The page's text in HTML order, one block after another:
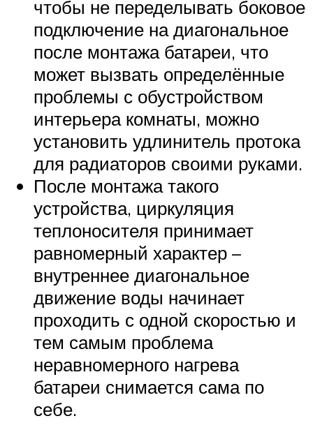
чтобы не переделывать боковое
подключение на диагональное
после монтажа батареи, что
может вызвать определённые
проблемы с обустройством
интерьера комнаты, можно
установить удлинитель протока
для радиаторов своими руками.
После монтажа такого
устройства, циркуляция
теплоносителя принимает
равномерный характер –
внутреннее диагональное
движение воды начинает
проходить с одной скоростью и
тем самым проблема
неравномерного нагрева
батареи снимается сама по
себе.